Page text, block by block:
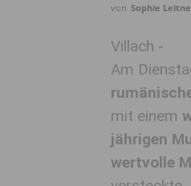
von Sophie
Villach -
Am
mit einem
jährigen
wertvolle